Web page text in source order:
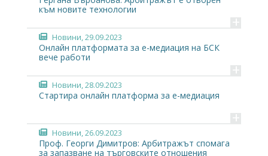
към новите технологии
+
Новини, 29.09.2023
Онлайн платформата за е-медиация на БСК
вече работи
+
Новини, 28.09.2023
Стартира онлайн платформа за е-медиация
+
Новини, 26.09.2023
Проф. Георги Димитров: Арбитражът спомага
за запазване на търговските отношения